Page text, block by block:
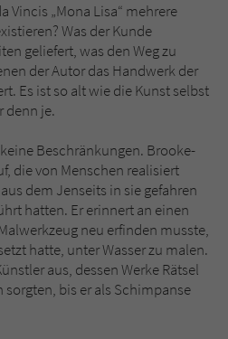
Vincis „Mona Lisa“ mehrere
Was der Kunde
geliefert, was den Weg zu
der Autor das Handwerk der
Es ist so alt wie die Kunst selbst
denn je.
Beschränkungen. Brooke-
die von Menschen realisiert
dem Jenseits in sie gefahren
hatten. Er erinnert an einen
neu erfinden musste,
hatte, unter Wasser zu malen.
aus, dessen Werke Rätsel
sorgten, bis er als Schimpanse